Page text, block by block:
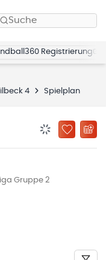
Suche
Registrierung
4 Spielplan
ZU
Gruppe 2